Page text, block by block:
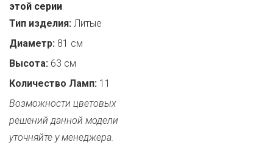
этой серии
Тип изделия: Литые
Диаметр: 81 см
Высота: 63 см
Количество Ламп: 11
Возможности цветовых
решений данной модели
уточняйте у менеджера.